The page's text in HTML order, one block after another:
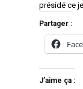
présidé ce
Partager :
J’aime ça :